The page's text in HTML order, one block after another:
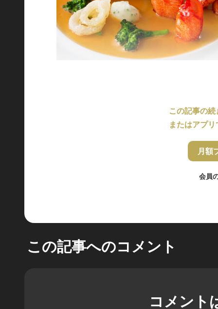
この記事の
またはアプ
月額
会員
この記事へのコメント
コメント